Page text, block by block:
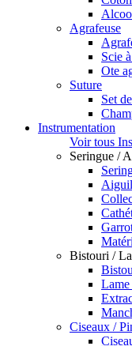
Agrafeuse
Scie
Ote
Suture
Set
Instrumentation
Voir tous
Seringue /
Bistouri /
Lame
Ciseaux /